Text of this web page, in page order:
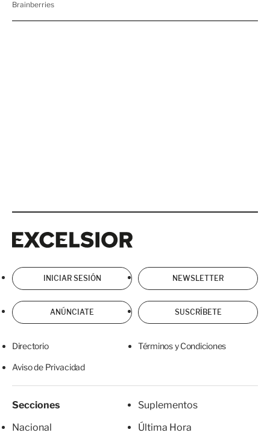
INICIAR SESIÓN NEWSLETTER
ANÚNCIATE SUSCRÍBETE
Directorio Términos y Condiciones
Aviso de Privacidad
Secciones
Nacional
Suplementos
Última Hora